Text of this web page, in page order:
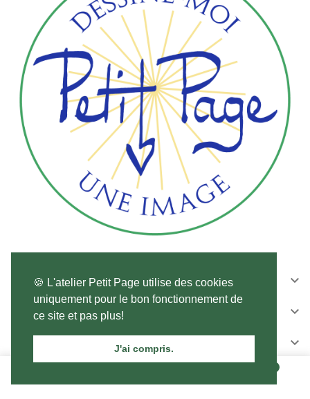
🍪 L'atelier Petit Page utilise des cookies
uniquement pour le bon fonctionnement de
ce site et pas plus!
J'ai compris.
CONTACTEZ-NOUS 
SUIVEZ-NOUS 
